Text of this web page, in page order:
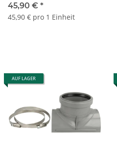
45,90 € *
45,90 € pro 1 Einheit
AUF LAGER